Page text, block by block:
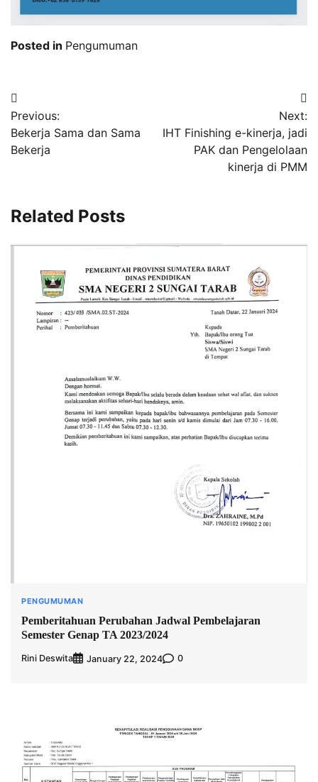
Posted in Pengumuman
Post
navigation
Previous:
Bekerja Sama dan Sama
Bekerja
Next:
IHT Finishing e-kinerja, jadi
PAK dan Pengelolaan
kinerja di PMM
Related Posts
PENGUMUMAN
Pemberitahuan Perubahan Jadwal Pembelajaran
Semester Genap TA 2023/2024
Rini Deswita January 22, 2024 0